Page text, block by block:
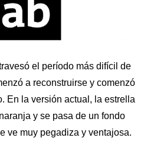
el período más difícil de
a reconstruirse y comenzó
En la versión actual, la estrella
y se pasa de un fondo
ve muy pegadiza y ventajosa.